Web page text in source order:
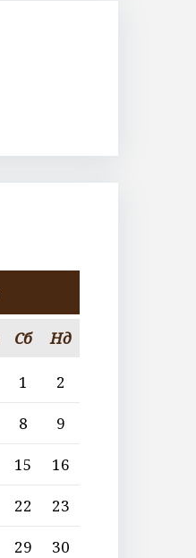
Сб Нд
1
2
8
9
15
16
22
23
29
30